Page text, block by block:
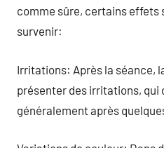
comme sûre, certains effets
survenir:
Irritations: Après la séance,
présenter des irritations, qui
généralement après